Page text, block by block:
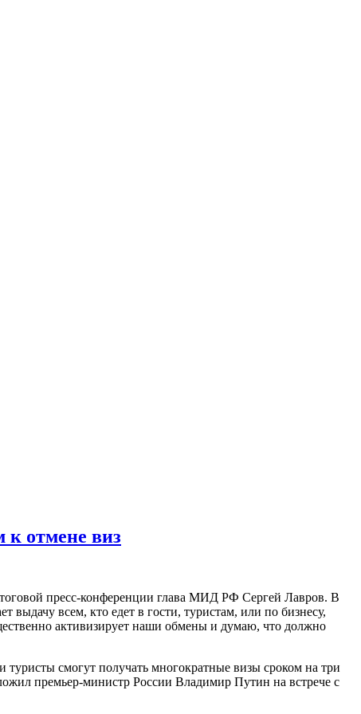
отмене виз
пресс-конференции глава МИД РФ Сергей Лавров. В
выдачу всем, кто едет в гости, туристам, или по бизнесу,
активизирует наши обмены и думаю, что должно
смогут получать многократные визы сроком на три
премьер-министр России Владимир Путин на встрече с